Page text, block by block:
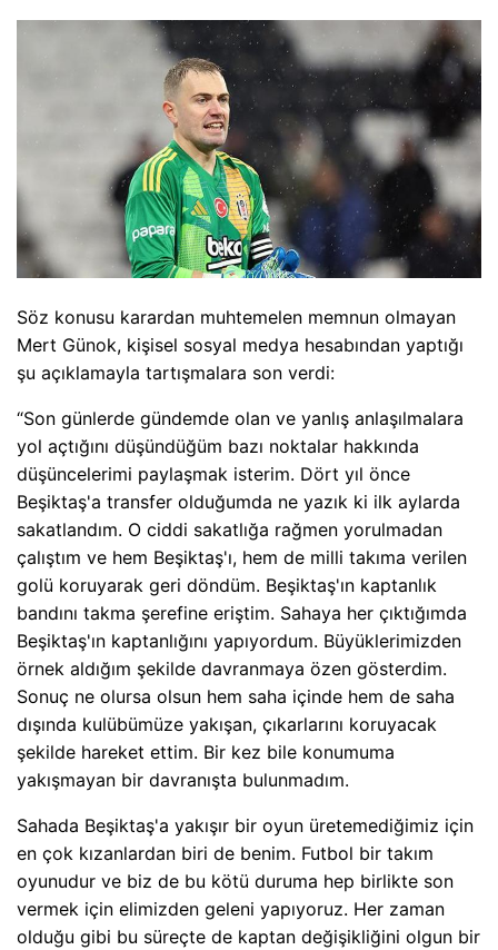
Söz konusu karardan muhtemelen memnun olmayan
Mert Günok, kişisel sosyal medya hesabından yaptığı
şu açıklamayla tartışmalara son verdi:
“Son günlerde gündemde olan ve yanlış anlaşılmalara
yol açtığını düşündüğüm bazı noktalar hakkında
düşüncelerimi paylaşmak isterim. Dört yıl önce
Beşiktaş'a transfer olduğumda ne yazık ki ilk aylarda
sakatlandım. O ciddi sakatlığa rağmen yorulmadan
çalıştım ve hem Beşiktaş'ı, hem de milli takıma verilen
golü koruyarak geri döndüm. Beşiktaş'ın kaptanlık
bandını takma şerefine eriştim. Sahaya her çıktığımda
Beşiktaş'ın kaptanlığını yapıyordum. Büyüklerimizden
örnek aldığım şekilde davranmaya özen gösterdim.
Sonuç ne olursa olsun hem saha içinde hem de saha
dışında kulübümüze yakışan, çıkarlarını koruyacak
şekilde hareket ettim. Bir kez bile konumuma
yakışmayan bir davranışta bulunmadım.
Sahada Beşiktaş'a yakışır bir oyun üretemediğimiz için
en çok kızanlardan biri de benim. Futbol bir takım
oyunudur ve biz de bu kötü duruma hep birlikte son
vermek için elimizden geleni yapıyoruz. Her zaman
olduğu gibi bu süreçte de kaptan değişikliğini olgun bir